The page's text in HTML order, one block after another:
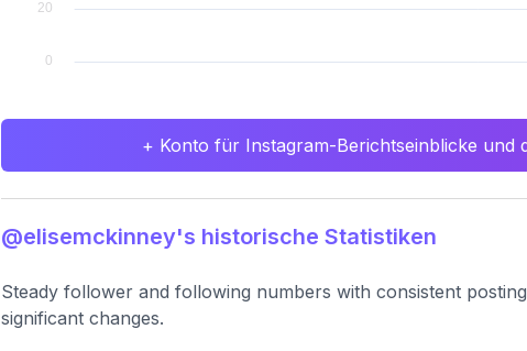
+ Konto für Instagram-Berichtseinblicke und
@elisemckinney's historische Statistiken
Steady follower and following numbers with consistent
significant changes.